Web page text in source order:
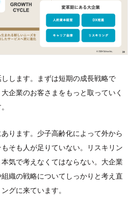
しします。まずは短期の成長戦略で
企業のお客さまをもっと取っていく
ります。少子高齢化によって外から
そも人が足りていない。リスキリン
気で考えなくてはならない。大企業
織の戦略についてしっかりと考え直
グに来ています。